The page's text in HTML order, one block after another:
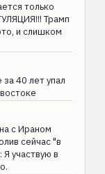
только
Трамп
и слишком
40 лет упал
с Ираном
сейчас "в
участвую в